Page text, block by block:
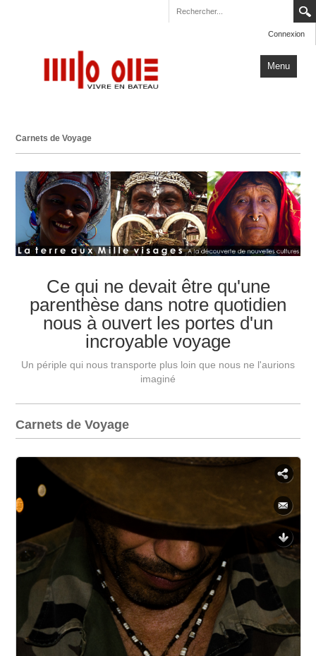
Connexion
Menu
Carnets de Voyage
Actualités
Plus
Carnets de Voyage
Ce qui ne devait être qu'une
parenthèse dans notre quotidien
nous à ouvert les portes d'un
incroyable voyage
Un périple qui nous transporte plus loin que nous ne l'aurions
imaginé
Carnets de Voyage